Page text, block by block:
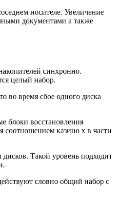
носителе. Увеличение
документами а также
синхронно.
целый набор.
во время сбое одного диска
блоки восстановления
соотношением казино х в части
Такой уровень подходит
словно общий набор с